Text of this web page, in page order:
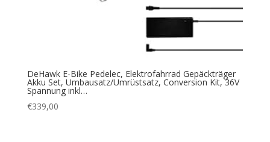
DeHawk E-Bike Pedelec, Elektrofahrrad Gepäckträger
Akku Set, Umbausatz/Umrüstsatz, Conversion Kit, 36V
Spannung inkl…
€339,00